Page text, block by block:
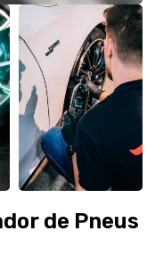
de Pneus